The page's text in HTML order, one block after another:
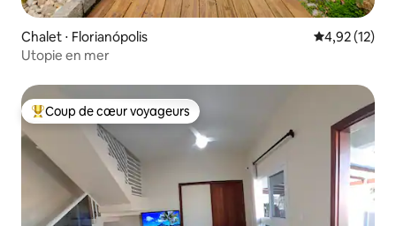
Chalet ⋅ Florianópolis Évaluation
4,92 (12)
Utopie en mer
Coups de cœur voyageurs les plus appréciés
Coup de cœur voyageurs